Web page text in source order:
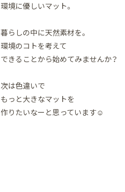
環境に優しいマット。
暮らしの中に天然素材を。
環境のコトを考えて
できることから始めてみませんか？
次は色違いで
もっと大きなマットを
作りたいなーと思っています☺